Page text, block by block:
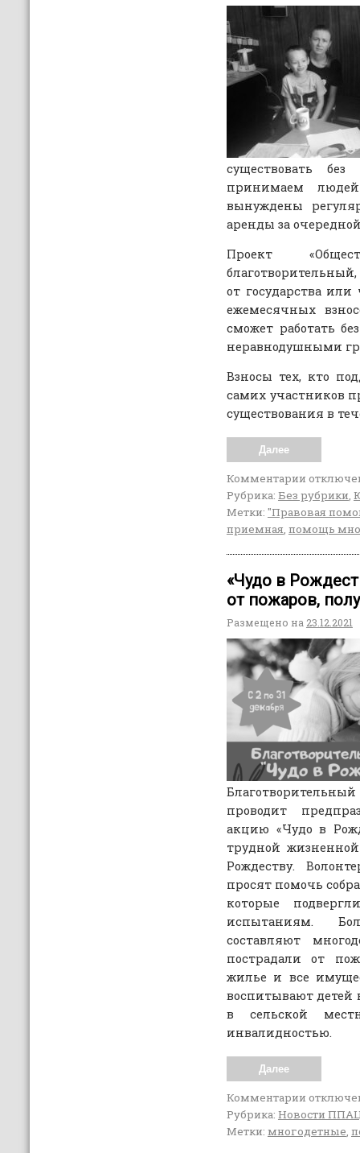
существовать
принимаем
вынуждены
аренды за
Проект
от государства
ежемесячных
сможет работать
неравнодушными
Взносы тех, кто
самих участников
существования в
Далее
Комментарии
Рубрика: Без рубрики,
Метки: "Правовая
приемная, помощь
«Чудо в
от пожаров,
Размещено на 23.12.2021
проводит
акцию «Чудо в
трудной
Рождеству.
просят помочь
которые
испытаниям.
составляют
пострадали от
жилье и все
воспитывают детей
в сельской
инвалидностью.
Далее
Комментарии
Рубрика: Новости
Метки: многодетные,